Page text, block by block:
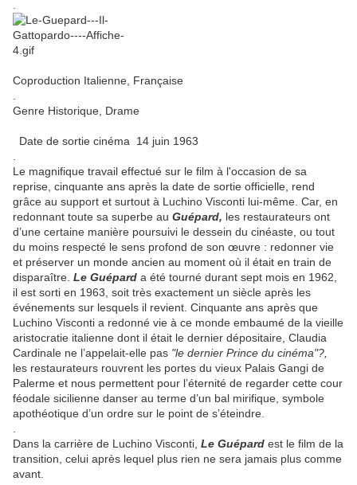
Coproduction Italienne, Française
Genre Historique, Drame
Date de sortie cinéma 14 juin 1963
Le magnifique travail effectué sur le film à l'occasion de sa
reprise, cinquante ans après la date de sortie officielle, rend
grâce au support et surtout à Luchino Visconti lui-même. Car, en
redonnant toute sa superbe au Guépard, les restaurateurs ont
d’une certaine manière poursuivi le dessein du cinéaste, ou tout
du moins respecté le sens profond de son œuvre : redonner vie
et préserver un monde ancien au moment où il était en train de
disparaître. Le Guépard a été tourné durant sept mois en 1962,
il est sorti en 1963, soit très exactement un siècle après les
événements sur lesquels il revient. Cinquante ans après que
Luchino Visconti a redonné vie à ce monde embaumé de la vieille
aristocratie italienne dont il était le dernier dépositaire, Claudia
Cardinale ne l’appelait-elle pas "le dernier Prince du cinéma"?,
les restaurateurs rouvrent les portes du vieux Palais Gangi de
Palerme et nous permettent pour l’éternité de regarder cette cour
féodale sicilienne danser au terme d’un bal mirifique, symbole
apothéotique d’un ordre sur le point de s’éteindre.
Dans la carrière de Luchino Visconti, Le Guépard est le film de la
transition, celui après lequel plus rien ne sera jamais plus comme
avant.